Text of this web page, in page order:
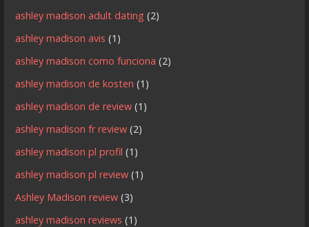
ashley madison adult dating (2)
ashley madison avis (1)
ashley madison como funciona (2)
ashley madison de kosten (1)
ashley madison de review (1)
ashley madison fr review (2)
ashley madison pl profil (1)
ashley madison pl review (1)
Ashley Madison review (3)
ashley madison reviews (1)